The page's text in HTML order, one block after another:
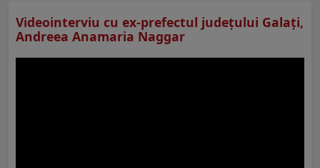
Videointerviu cu ex-prefectul judeţului Galaţi,
Andreea Anamaria Naggar